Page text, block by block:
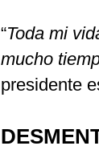
“Toda mi
mucho
presidente